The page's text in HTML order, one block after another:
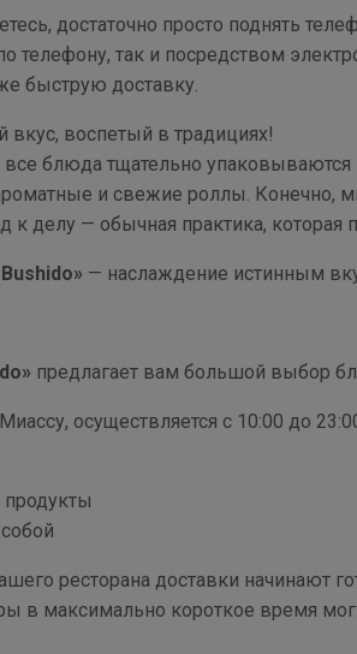
достаточно просто поднять
телефону, так и посредством
быструю доставку.
вкус, воспетый в традициях!
все блюда тщательно
и свежие роллы. Конечно,
к делу — обычная практика,
— наслаждение истинным
предлагает вам большой выбор
осуществляется с 10:00 до
ресторана доставки начинают
в максимально короткое время